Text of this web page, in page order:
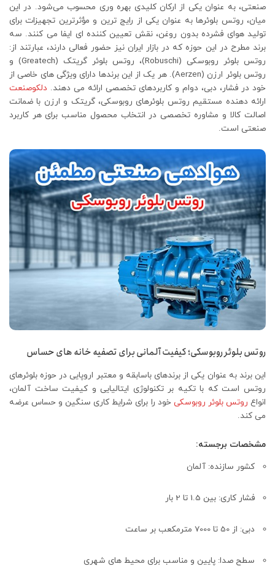
صنعتی، به عنوان یکی از ارکان کلیدی بهره‌ وری محسوب می‌شود. در این
میان، روتس بلوئرها به‌ عنوان یکی از رایج‌ ترین و مؤثرترین تجهیزات برای
تولید هوای فشرده بدون روغن، نقش تعیین‌ کننده‌ ای ایفا می‌ کنند. سه
برند مطرح در این حوزه که در بازار ایران نیز حضور فعالی دارند، عبارتند از:
روتس بلوئر روبوسکی (Robuschi)، روتس بلوئر گریتک (Greatech) و
روتس بلوئر ارزن (Aerzen). هر یک از این برندها دارای ویژگی‌ های خاصی از
خود در فشار، دبی، دوام و کاربردهای تخصصی ارائه می‌ دهند. دلکوصنعت
ارائه‌ دهنده مستقیم روتس بلوئرهای روبوسکی، گریتک و ارزن با ضمانت
اصالت کالا و مشاوره تخصصی در انتخاب محصول مناسب برای هر کاربرد
صنعتی است.
روتس بلوئر روبوسکی؛ کیفیت آلمانی برای تصفیه‌ خانه‌ های حساس
این برند به عنوان یکی از برندهای باسابقه و معتبر اروپایی در حوزه بلوئرهای
روتس است که با تکیه بر تکنولوژی ایتالیایی و کیفیت ساخت آلمان،
انواع روتس بلوئر روبوسکی خود را برای شرایط کاری سنگین و حساس عرضه
می‌ کند.
مشخصات برجسته:
کشور سازنده: آلمان
فشار کاری: بین 1.5 تا 2 بار
دبی: از 50 تا 7000 مترمکعب بر ساعت
سطح صدا: پایین و مناسب برای محیط‌ های شهری